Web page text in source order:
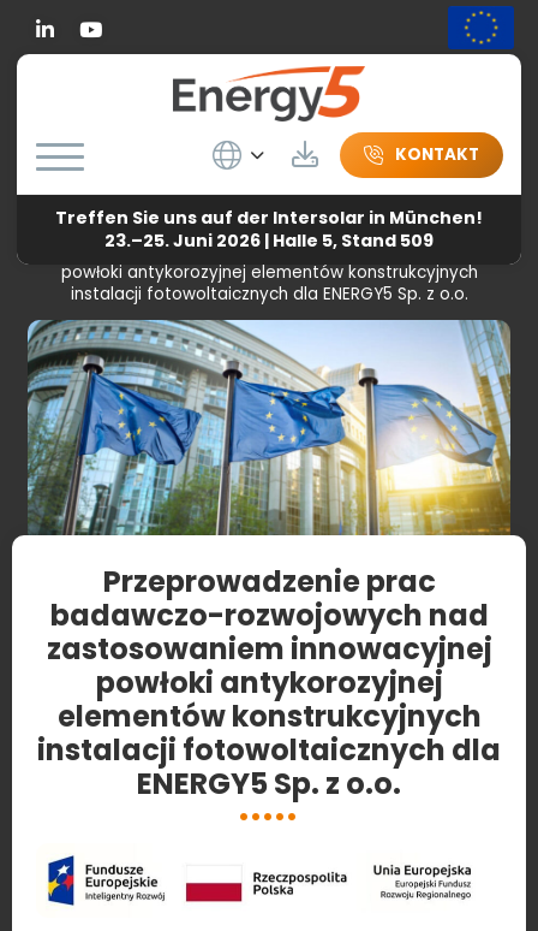
Wybierz język
Herunterladen
KONTAKT
Treffen Sie uns auf der Intersolar in München!
23.–25. Juni 2026 | Halle 5, Stand 509
Energy5-Die Europäische Union-Przeprowadzenie prac
badawczo-rozwojowych nad zastosowaniem innowacyjnej
powłoki antykorozyjnej elementów konstrukcyjnych
instalacji fotowoltaicznych dla ENERGY5 Sp. z o.o.
Przeprowadzenie prac
badawczo-rozwojowych nad
zastosowaniem innowacyjnej
powłoki antykorozyjnej
elementów konstrukcyjnych
instalacji fotowoltaicznych dla
ENERGY5 Sp. z o.o.